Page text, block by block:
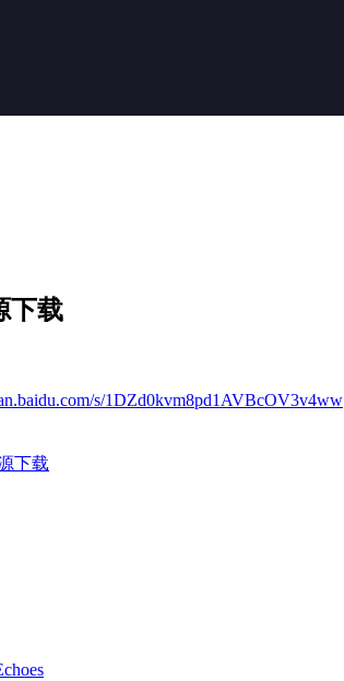
下载
s/1DZd0kvm8pd1AVBcOV3v4ww
下载